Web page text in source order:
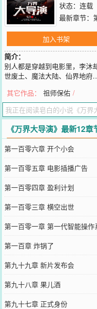
状态：连载
最新章节：
加入书架
简介：
别人都是穿越到电影里，李沐
世废土、魔法大陆、仙界地
您要是觉得《万界大导演
信里的朋友推荐哦！
其它作品： 祖师保佑 /
《万界大导演》最新12章
第一百零六章 开个小会
第一百零五章 电影插播广告
第一百零四章 盈利计划
第一百零三章 横空出世
第一百零一章 第一代智能操作
第一百章 炸锅了
第九十九章 新片发布会
第九十八章 果儿酒
第九十七章 正式身份